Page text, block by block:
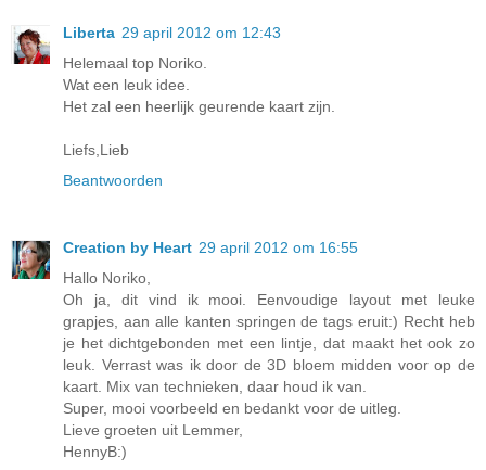
Liberta 29 april 2012 om 12:43
Helemaal top Noriko.
Wat een leuk idee.
Het zal een heerlijk geurende kaart zijn.
Liefs,Lieb
Beantwoorden
Creation by Heart 29 april 2012 om 16:55
Hallo Noriko,
Oh ja, dit vind ik mooi. Eenvoudige layout met leuke
grapjes, aan alle kanten springen de tags eruit:) Recht heb
je het dichtgebonden met een lintje, dat maakt het ook zo
leuk. Verrast was ik door de 3D bloem midden voor op de
kaart. Mix van technieken, daar houd ik van.
Super, mooi voorbeeld en bedankt voor de uitleg.
Lieve groeten uit Lemmer,
HennyB:)